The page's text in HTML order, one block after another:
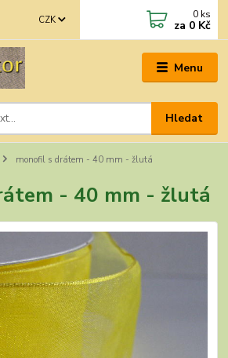
Menu
CZK
Hledat
0 ks
za 0 Kč
monofil s drátem - 40 mm - žlutá
- 40 mm - žlutá